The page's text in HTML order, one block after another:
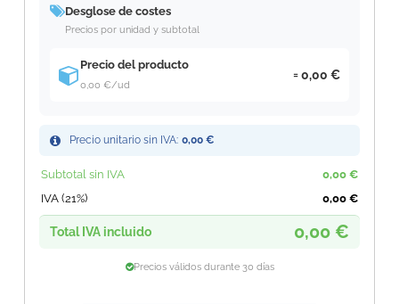
Desglose de costes
Precios por unidad y subtotal
Precio del producto
0,00 €/ud
0,00 €
Precio unitario sin IVA: 0,00 €
Subtotal sin IVA
0,00 €
IVA (21%)
0,00 €
Total IVA incluido 0,00 €
Precios válidos durante 30 días